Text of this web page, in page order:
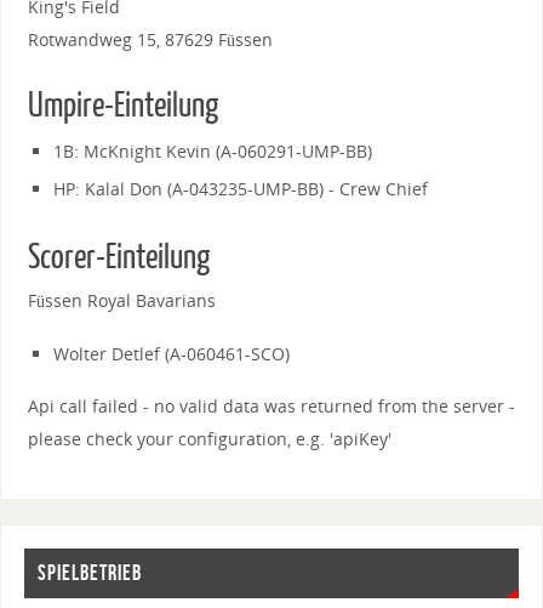
King's Field
Rotwandweg 15, 87629 Füssen
Umpire-Einteilung
1B: McKnight Kevin (A-060291-UMP-BB)
HP: Kalal Don (A-043235-UMP-BB) - Crew Chief
Scorer-Einteilung
Füssen Royal Bavarians
Wolter Detlef (A-060461-SCO)
Api call failed - no valid data was returned from the server -
please check your configuration, e.g. 'apiKey'
SPIELBETRIEB